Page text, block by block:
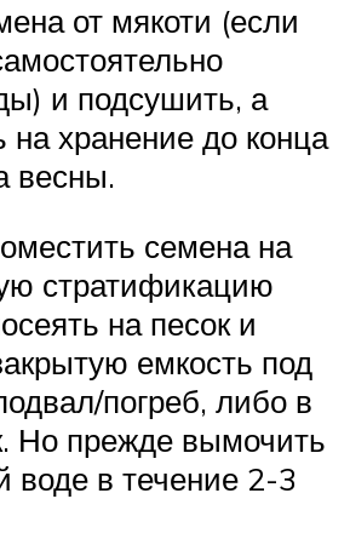
от мякоти (если
и подсушить, а
на хранение до конца
весны.
семена на
стратификацию
на песок и
емкость под
погреб, либо в
Но прежде вымочить
воде в течение 2-3